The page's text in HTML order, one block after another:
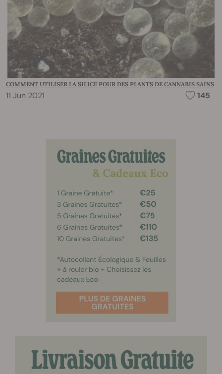
COMMENT UTILISER LA SILICE POUR DES PLANTS DE CANNABIS SAINS
11 Jun 2021 145